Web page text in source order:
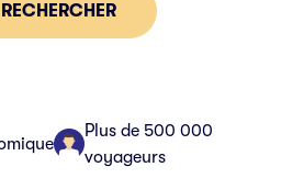
RECHERCHER
Plus de 500 000
voyageurs